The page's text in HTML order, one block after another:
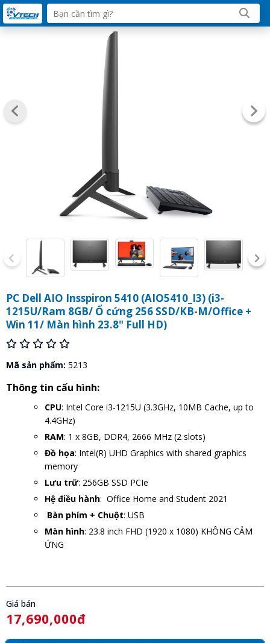
PC Dell AIO Insspiron 5410 (AIO5410_I3) (i3-
1215U/Ram 8GB/ Ổ cứng 256 SSD/KB-M/Office +
Win 11/ Màn hình 23.8" Full HD)
Mã sản phẩm: 5213
Thông tin cấu hình:
CPU: Intel Core i3-1215U (3.3GHz, 10MB Cache, up to
4.4GHz)
RAM: 1 x 8GB, DDR4, 2666 MHz (2 slots)
Đồ họa: Intel(R) UHD Graphics with shared graphics
memory
Lưu trữ: 256GB SSD PCIe
Hệ điều hành: Office Home and Student 2021
Bàn phím + Chuột: USB
Màn hình: 23.8 inch FHD (1920 x 1080) KHÔNG CẢM
ỨNG
Giá bán
17,690,000đ